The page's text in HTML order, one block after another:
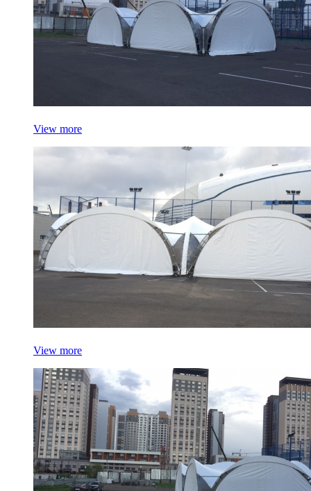
View more
View more